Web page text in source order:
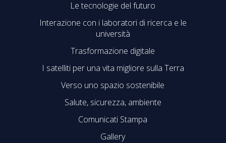
Le tecnologie del futuro
Interazione con i laboratori di ricerca e le
università
Trasformazione digitale
I satelliti per una vita migliore sulla Terra
Verso uno spazio sostenibile
Salute, sicurezza, ambiente
Comunicati Stampa
Gallery